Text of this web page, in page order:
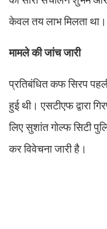
केवल तय लाभ मिलता था।
मामले की जांच जारी
प्रतिबंधित कफ सिरप
हुई थी। एसटीएफ द्वारा
लिए सुशांत गोल्फ सिटी
कर विवेचना जारी है।